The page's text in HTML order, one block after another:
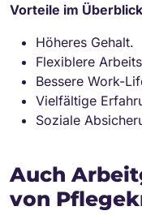
Vorteile im
Höheres Gehalt.
Flexiblere
Bessere Work-
Vielfältige
Soziale
Auch
von